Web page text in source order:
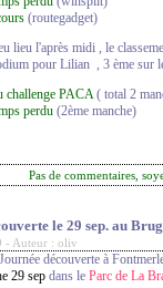
(routegadget)
lieu l'après midi , le
pour Lilian , 3 ème sur
challenge PACA( total 2
perdu (2ème manche)
Pas de commentaires,
le 29 sep. au
- Auteur : oliv
découverte à
29 sep dans le Parc de La